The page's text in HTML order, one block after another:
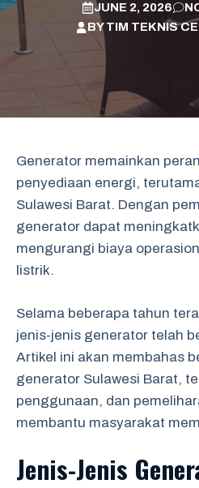
JUNE 2, 2026
BYTIM TEKNIS
Generator memainkan
penyediaan energi,
Sulawesi Barat. Dengan
generator dapat
mengurangi biaya
listrik.
Selama beberapa tahun
jenis-jenis generator telah
Artikel ini akan membahas
generator Sulawesi Barat,
penggunaan, dan
membantu masyarakat
Jenis-Jenis